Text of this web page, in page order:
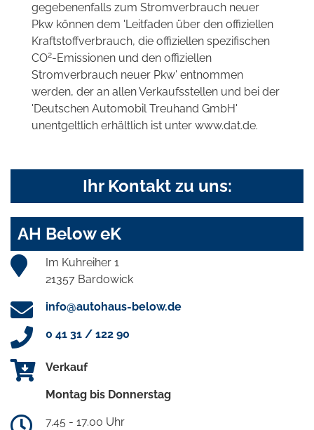
gegebenenfalls zum Stromverbrauch neuer
Pkw können dem 'Leitfaden über den offiziellen
Kraftstoffverbrauch, die offiziellen spezifischen
CO2-Emissionen und den offiziellen
Stromverbrauch neuer Pkw' entnommen
werden, der an allen Verkaufsstellen und bei der
'Deutschen Automobil Treuhand GmbH'
unentgeltlich erhältlich ist unter www.dat.de.
Ihr Kontakt zu uns:
AH Below eK
Im Kuhreiher 1
21357 Bardowick
info@autohaus-below.de
0 41 31 / 122 90
Verkauf
Montag bis Donnerstag
7.45 - 17.00 Uhr